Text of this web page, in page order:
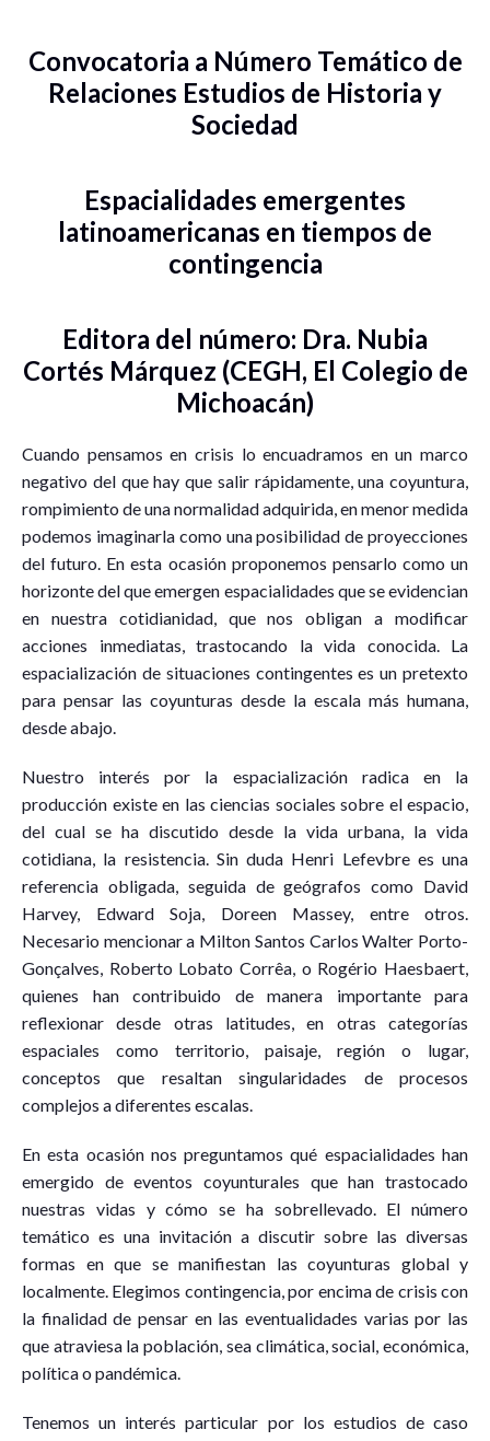
Convocatoria a Número Temático de
Relaciones Estudios de Historia y
Sociedad
Espacialidades emergentes
latinoamericanas en tiempos de
contingencia
Editora del número: Dra. Nubia
Cortés Márquez (CEGH, El Colegio de
Michoacán)
Cuando pensamos en crisis lo encuadramos en un marco
negativo del que hay que salir rápidamente, una coyuntura,
rompimiento de una normalidad adquirida, en menor medida
podemos imaginarla como una posibilidad de proyecciones
del futuro. En esta ocasión proponemos pensarlo como un
horizonte del que emergen espacialidades que se evidencian
en nuestra cotidianidad, que nos obligan a modificar
acciones inmediatas, trastocando la vida conocida. La
espacialización de situaciones contingentes es un pretexto
para pensar las coyunturas desde la escala más humana,
desde abajo.
Nuestro interés por la espacialización radica en la
producción existe en las ciencias sociales sobre el espacio,
del cual se ha discutido desde la vida urbana, la vida
cotidiana, la resistencia. Sin duda Henri Lefevbre es una
referencia obligada, seguida de geógrafos como David
Harvey, Edward Soja, Doreen Massey, entre otros.
Necesario mencionar a Milton Santos Carlos Walter Porto-
Gonçalves, Roberto Lobato Corrêa, o Rogério Haesbaert,
quienes han contribuido de manera importante para
reflexionar desde otras latitudes, en otras categorías
espaciales como territorio, paisaje, región o lugar,
conceptos que resaltan singularidades de procesos
complejos a diferentes escalas.
En esta ocasión nos preguntamos qué espacialidades han
emergido de eventos coyunturales que han trastocado
nuestras vidas y cómo se ha sobrellevado. El número
temático es una invitación a discutir sobre las diversas
formas en que se manifiestan las coyunturas global y
localmente. Elegimos contingencia, por encima de crisis con
la finalidad de pensar en las eventualidades varias por las
que atraviesa la población, sea climática, social, económica,
política o pandémica.
Tenemos un interés particular por los estudios de caso